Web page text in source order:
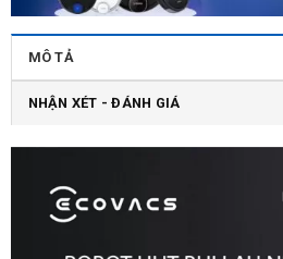
MÔ TẢ
NHẬN XÉT - ĐÁNH GIÁ